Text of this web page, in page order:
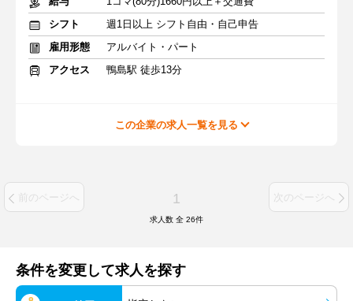
シフト
週1日以上 シフト自由・自己申告
雇用形態
アルバイト・パート
アクセス
鴨島駅 徒歩13分
この企業の求人一覧を見る
前のページへ 1 次のページへ
求人数 全 26件
条件を変更して求人を探す